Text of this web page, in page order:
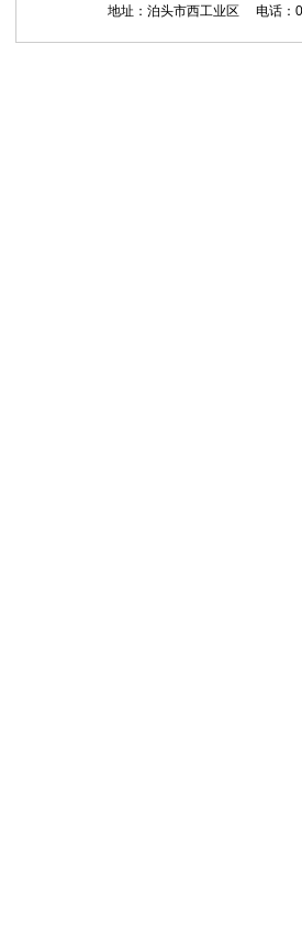
地址：泊头市西工业区 电话：